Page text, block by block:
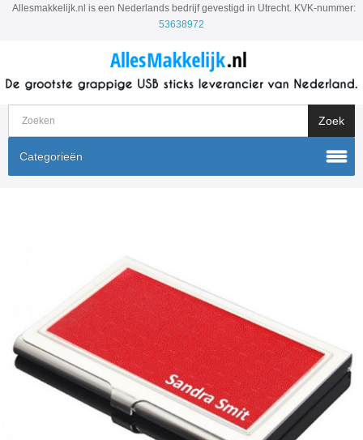
Allesmakkelijk.nl is een Nederlands bedrijf gevestigd in Utrecht. KVK-nummer:
53638972
Categorieën